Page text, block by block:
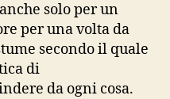
solo per un
per una volta da
secondo il quale
di
da ogni cosa.